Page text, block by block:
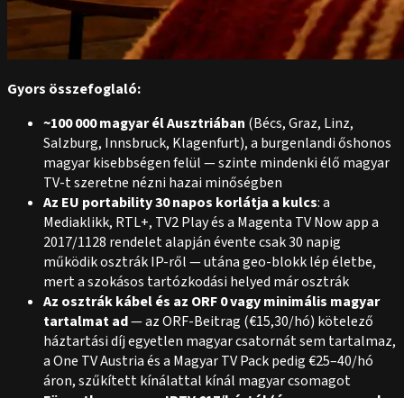
Gyors összefoglaló:
~100 000 magyar él Ausztriában (Bécs, Graz, Linz,
Salzburg, Innsbruck, Klagenfurt), a burgenlandi őshonos
magyar kisebbségen felül — szinte mindenki élő magyar
TV-t szeretne nézni hazai minőségben
Az EU portability 30 napos korlátja a kulcs: a
Mediaklikk, RTL+, TV2 Play és a Magenta TV Now app a
2017/1128 rendelet alapján évente csak 30 napig
működik osztrák IP-ről — utána geo-blokk lép életbe,
mert a szokásos tartózkodási helyed már osztrák
Az osztrák kábel és az ORF 0 vagy minimális magyar
tartalmat ad— az ORF-Beitrag (€15,30/hó) kötelező
háztartási díj egyetlen magyar csatornát sem tartalmaz,
a One TV Austria és a Magyar TV Pack pedig €25–40/hó
áron, szűkített kínálattal kínál magyar csomagot